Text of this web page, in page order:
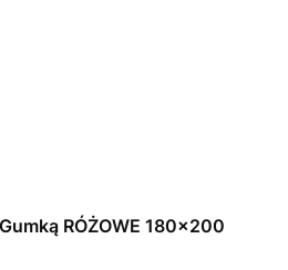
RÓŻOWE 180x200